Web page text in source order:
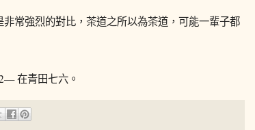
常強烈的對比，茶道之所以為茶道，可能一輩子都
在青田七六。